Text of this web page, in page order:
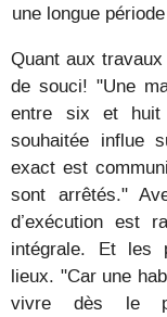
une longue
Quant aux
de souci! "Une
entre six et huit
souhaitée influe
exact est
sont arrêtés."
d’exécution est
intégrale. Et les
lieux. "Car une
vivre dès le